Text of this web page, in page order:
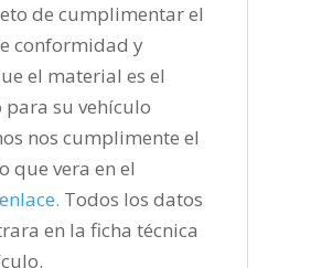
de cumplimentar el
conformidad y
el material es el
su vehículo
nos cumplimente el
que vera en el
enlace. Todos los datos
en la ficha técnica